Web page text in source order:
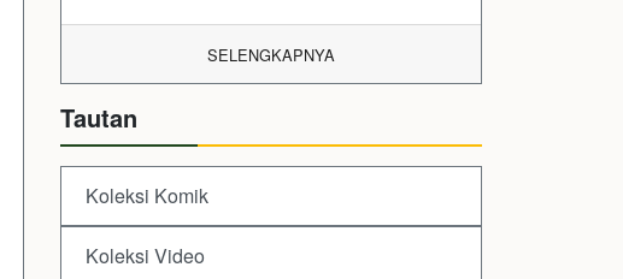
SELENGKAPNYA
Tautan
Koleksi Komik
Koleksi Video